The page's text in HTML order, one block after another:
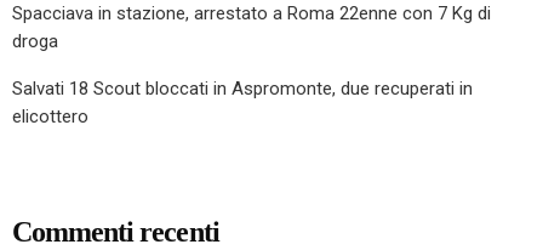
Spacciava in stazione, arrestato a Roma 22enne con 7 Kg di
droga
Salvati 18 Scout bloccati in Aspromonte, due recuperati in
elicottero
Commenti recenti